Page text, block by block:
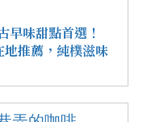
早味甜點首選！
地推薦，純樸滋味